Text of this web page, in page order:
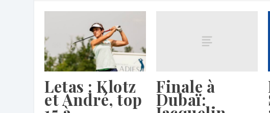
Letas : Klotz
et André, top
Finale à
Dubaï: